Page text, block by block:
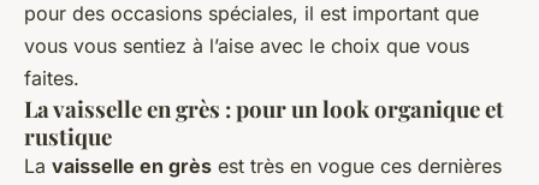
pour des occasions spéciales, il est important que
vous vous sentiez à l’aise avec le choix que vous
faites.
La vaisselle en grès : pour un look organique et
rustique
La vaisselle en grès est très en vogue ces dernières